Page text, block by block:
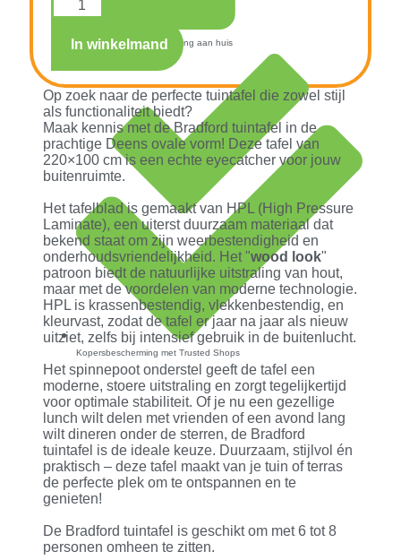
Snelle verzending & levering aan huis
Kopersbescherming met Trusted Shops
In winkelmand
Op zoek naar de perfecte tuintafel die zowel stijl
als functionaliteit biedt?
Maak kennis met de Bradford tuintafel in de
prachtige Deens ovale vorm! Deze tafel van
220×100 cm is een echte eyecatcher voor jouw
buitenruimte.
Het tafelblad is gemaakt van HPL (High Pressure
Laminate), een uiterst duurzaam materiaal dat
bekend staat om zijn weerbestendigheid en
onderhoudsvriendelijkheid. Het "wood look"
patroon biedt de natuurlijke uitstraling van hout,
maar met de voordelen van moderne technologie.
HPL is krassenbestendig, vlekkenbestendig, en
kleurvast, zodat de tafel er jaar na jaar als nieuw
uitziet, zelfs bij intensief gebruik in de buitenlucht.
Het spinnepoot onderstel geeft de tafel een
moderne, stoere uitstraling en zorgt tegelijkertijd
voor optimale stabiliteit. Of je nu een gezellige
lunch wilt delen met vrienden of een avond lang
wilt dineren onder de sterren, de Bradford
tuintafel is de ideale keuze. Duurzaam, stijlvol én
praktisch – deze tafel maakt van je tuin of terras
de perfecte plek om te ontspannen en te
genieten!
De Bradford tuintafel is geschikt om met 6 tot 8
personen omheen te zitten.